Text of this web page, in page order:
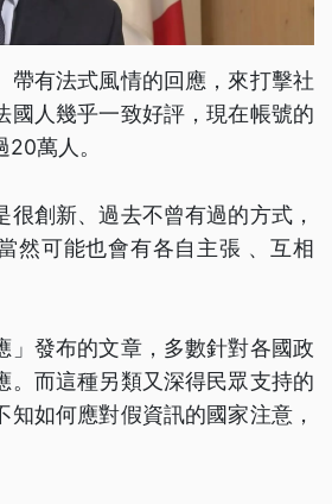
帶有法式風情的回應，來打擊社
國人幾乎一致好評，現在帳號的
萬人。
很創新、過去不曾有過的方式，
然可能也會有各自主張 、互相
」發布的文章，多數針對各國政
。而這種另類又深得民眾支持的
知如何應對假資訊的國家注意，